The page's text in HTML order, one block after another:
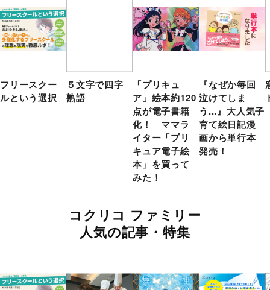
フリースクー
ルという選択
５文字で四字
熟語
「プリキュ
ア」絵本約120
点が電子書籍
化！ ママラ
イター「プリ
キュア電子絵
本」を買って
みた！
『なぜか毎回
泣けてしま
う...』大人気子
育て絵日記漫
画から単行本
発売！
コクリコ ファミリー
人気の記事・特集